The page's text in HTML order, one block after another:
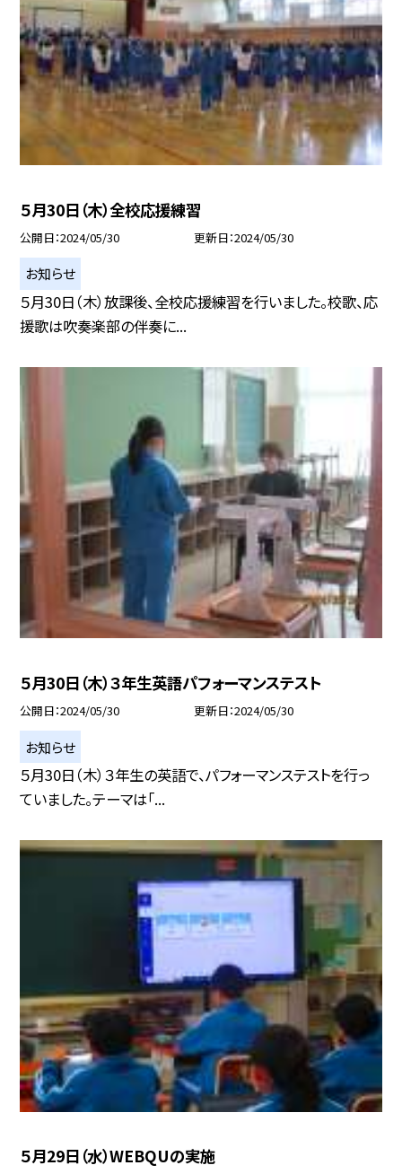
５月30日（木）全校応援練習
公開日 2024/05/30 更新日 2024/05/30
お知らせ
５月30日（木）放課後、全校応援練習を行いました。校歌、応
援歌は吹奏楽部の伴奏に...
５月30日（木）３年生英語パフォーマンステスト
公開日 2024/05/30 更新日 2024/05/30
お知らせ
５月30日（木）３年生の英語で、パフォーマンステストを行っ
ていました。テーマは「...
５月29日（水）WEBQUの実施